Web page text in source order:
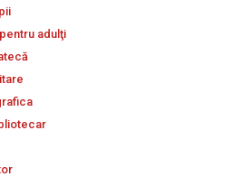
adulţi